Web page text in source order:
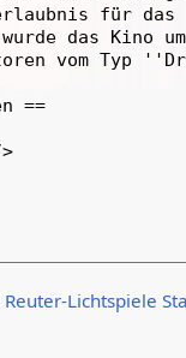
Reuter-Lichtspiele